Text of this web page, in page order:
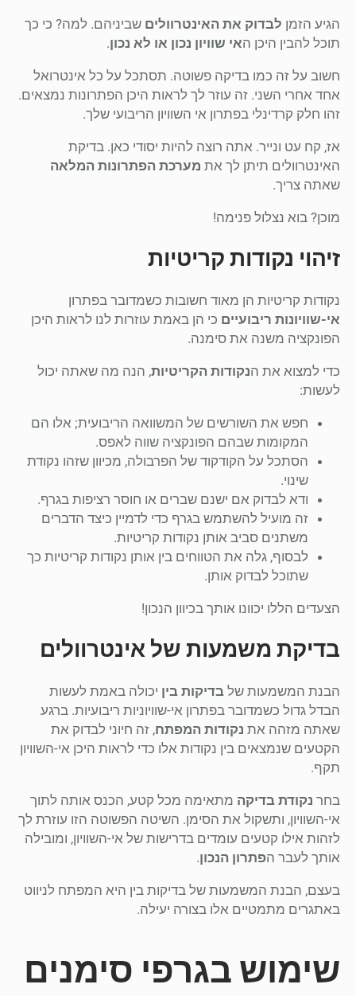
הגיע הזמן לבדוק את האינטרוולים שביניהם. למה? כי כך
תוכל להבין היכן האי שוויון נכון או לא נכון.
חשוב על זה כמו בדיקה פשוטה. תסתכל על כל אינטרואל
אחד אחרי השני. זה עוזר לך לראות היכן הפתרונות נמצאים.
זהו חלק קרדינלי בפתרון אי השוויון הריבועי שלך.
אז, קח עט ונייר. אתה רוצה להיות יסודי כאן. בדיקת
האינטרוולים תיתן לך את מערכת הפתרונות המלאה
שאתה צריך.
מוכן? בוא נצלול פנימה!
זיהוי נקודות קריטיות
נקודות קריטיות הן מאוד חשובות כשמדובר בפתרון
אי-שוויונות ריבועיים כי הן באמת עוזרות לנו לראות היכן
הפונקציה משנה את סימנה.
כדי למצוא את הנקודות הקריטיות, הנה מה שאתה יכול
לעשות:
חפש את השורשים של המשוואה הריבועית; אלו הם
המקומות שבהם הפונקציה שווה לאפס.
הסתכל על הקודקוד של הפרבולה, מכיוון שזהו נקודת
שינוי.
ודא לבדוק אם ישנם שברים או חוסר רציפות בגרף.
זה מועיל להשתמש בגרף כדי לדמיין כיצד הדברים
משתנים סביב אותן נקודות קריטיות.
לבסוף, גלה את הטווחים בין אותן נקודות קריטיות כך
שתוכל לבדוק אותן.
הצעדים הללו יכוונו אותך בכיוון הנכון!
בדיקת משמעות של אינטרוולים
הבנת המשמעות של בדיקות בין יכולה באמת לעשות
הבדל גדול כשמדובר בפתרון אי-שוויוניות ריבועיות. ברגע
שאתה מזהה את נקודות המפתח, זה חיוני לבדוק את
הקטעים שנמצאים בין נקודות אלו כדי לראות היכן אי-השוויון
תקף.
בחר נקודת בדיקה מתאימה מכל קטע, הכנס אותה לתוך
אי-השוויון, ותשקול את הסימן. השיטה הפשוטה הזו עוזרת לך
לזהות אילו קטעים עומדים בדרישות של אי-השוויון, ומובילה
אותך לעבר הפתרון הנכון.
בעצם, הבנת המשמעות של בדיקות בין היא המפתח לניווט
באתגרים מתמטיים אלו בצורה יעילה.
שימוש בגרפי סימנים